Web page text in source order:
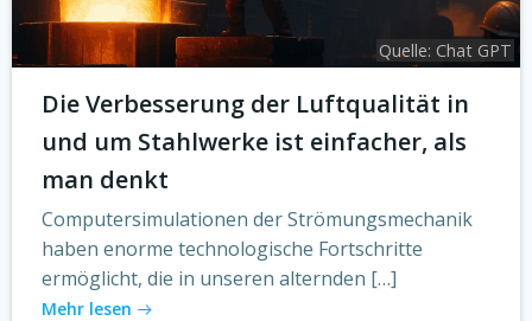
Quelle: Chat GPT
Die Verbesserung der Luftqualität in
und um Stahlwerke ist einfacher, als
man denkt
Computersimulationen der Strömungsmechanik
haben enorme technologische Fortschritte
ermöglicht, die in unseren alternden […]
Mehr lesen